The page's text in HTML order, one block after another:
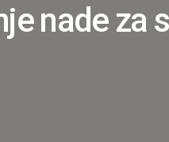
nade za